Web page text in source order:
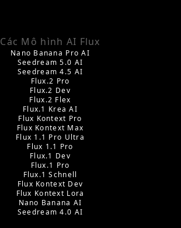
Các Mô hình AI Flux
Nano Banana Pro AI
Seedream 5.0 AI
Seedream 4.5 AI
Flux.2 Pro
Flux.2 Dev
Flux.2 Flex
Flux.1 Krea AI
Flux Kontext Pro
Flux Kontext Max
Flux 1.1 Pro Ultra
Flux 1.1 Pro
Flux.1 Dev
Flux.1 Pro
Flux.1 Schnell
Flux Kontext Dev
Flux Kontext Lora
Nano Banana AI
Seedream 4.0 AI